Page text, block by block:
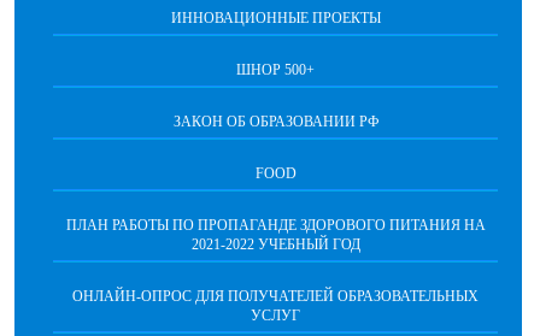
ИННОВАЦИОННЫЕ ПРОЕКТЫ
ШНОР 500+
ЗАКОН ОБ ОБРАЗОВАНИИ РФ
FOOD
ПЛАН РАБОТЫ ПО ПРОПАГАНДЕ ЗДОРОВОГО ПИТАНИЯ НА
2021-2022 УЧЕБНЫЙ ГОД
ОНЛАЙН-ОПРОС ДЛЯ ПОЛУЧАТЕЛЕЙ ОБРАЗОВАТЕЛЬНЫХ
УСЛУГ